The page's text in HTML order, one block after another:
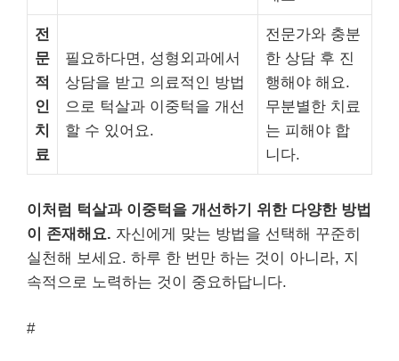
전
문
적
인
치
료
필요하다면, 성형외과에서
상담을 받고 의료적인 방법
으로 턱살과 이중턱을 개선
할 수 있어요.
전문가와 충분
한 상담 후 진
행해야 해요.
무분별한 치료
는 피해야 합
니다.
이처럼 턱살과 이중턱을 개선하기 위한 다양한 방법
이 존재해요. 자신에게 맞는 방법을 선택해 꾸준히
실천해 보세요. 하루 한 번만 하는 것이 아니라, 지
속적으로 노력하는 것이 중요하답니다.
#